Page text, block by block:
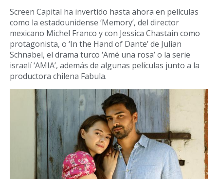
Screen Capital ha invertido hasta ahora en películas
como la estadounidense ‘Memory’, del director
mexicano Michel Franco y con Jessica Chastain como
protagonista, o ‘In the Hand of Dante’ de Julian
Schnabel, el drama turco ‘Amé una rosa’ o la serie
israelí ‘AMIA’, además de algunas películas junto a la
productora chilena Fabula.